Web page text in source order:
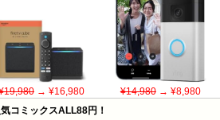
→ ¥16,980 ¥14,980→ ¥8,980
コミックスALL88円！